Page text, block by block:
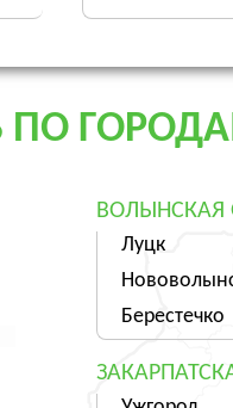
ВОЛЫНСКАЯ
Луцк
Берестечко